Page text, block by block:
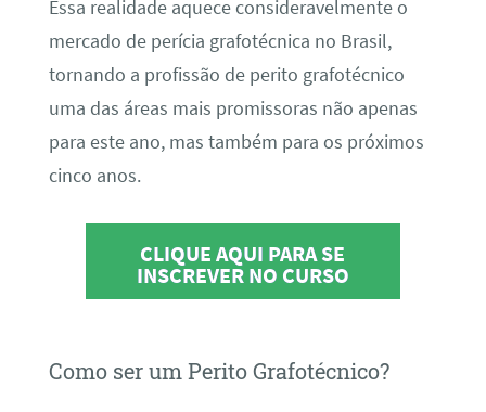
Essa realidade aquece consideravelmente o
mercado de perícia grafotécnica no Brasil,
tornando a profissão de perito grafotécnico
uma das áreas mais promissoras não apenas
para este ano, mas também para os próximos
cinco anos.
CLIQUE AQUI PARA SE
INSCREVER NO CURSO
Como ser um Perito Grafotécnico?